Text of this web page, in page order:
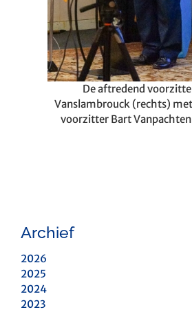
De aftredend
Vanslambrouck (rechts)
voorzitter Bart
Archief
2026
2025
2024
2023